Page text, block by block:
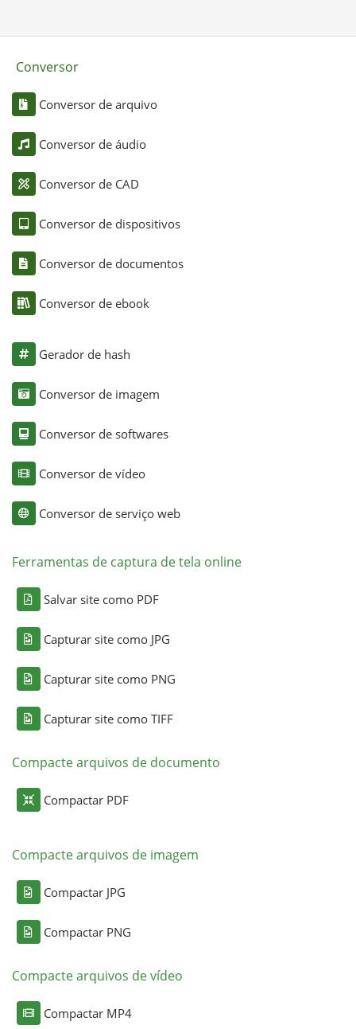
Conversor
Conversor de arquivo
Conversor de áudio
Conversor de CAD
Conversor de dispositivos
Conversor de documentos
Conversor de ebook
Gerador de hash
Conversor de imagem
Conversor de softwares
Conversor de vídeo
Conversor de serviço web
Ferramentas de captura de tela online
Salvar site como PDF
Capturar site como JPG
Capturar site como PNG
Capturar site como TIFF
Compacte arquivos de documento
Compactar PDF
Compacte arquivos de imagem
Compactar JPG
Compactar PNG
Compacte arquivos de vídeo
Compactar MP4